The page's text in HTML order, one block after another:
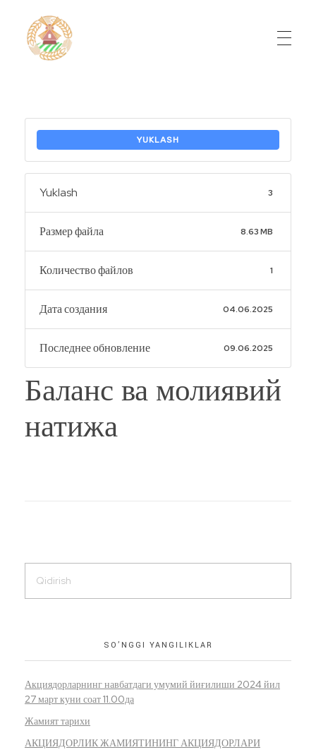
YUKLASH
Yuklash 3
Размер файла 8.63 MB
Количество файлов 1
Дата создания 04.06.2025
Последнее обновление 09.06.2025
Баланс ва молиявий
натижа
SO’NGGI YANGILIKLAR
Акциядорларнинг навбатдаги умумий йиғилиши 2024 йил
27 март куни соат 11.00да
Жамият тарихи
АКЦИЯДОРЛИК ЖАМИЯТИНИНГ АКЦИЯДОРЛАРИ